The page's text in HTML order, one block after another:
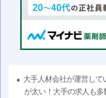
大手人材会社が運営して
が太い！大手の求人も多